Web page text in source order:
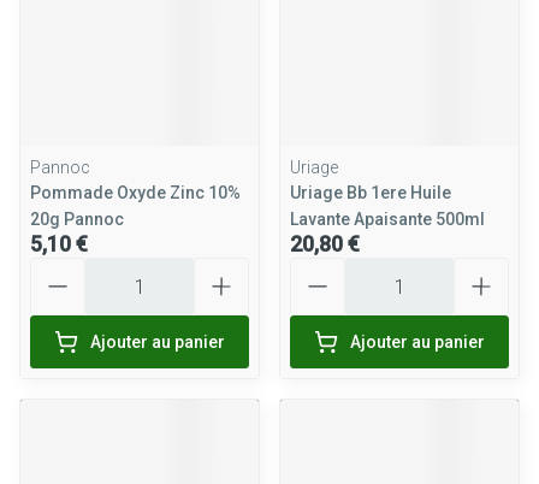
Pannoc
Pommade Oxyde Zinc 10%
20g Pannoc
5,10 €
Ajouter au panier
Uriage
Uriage Bb 1ere Huile
Lavante Apaisante 500ml
20,80 €
Ajouter au panier